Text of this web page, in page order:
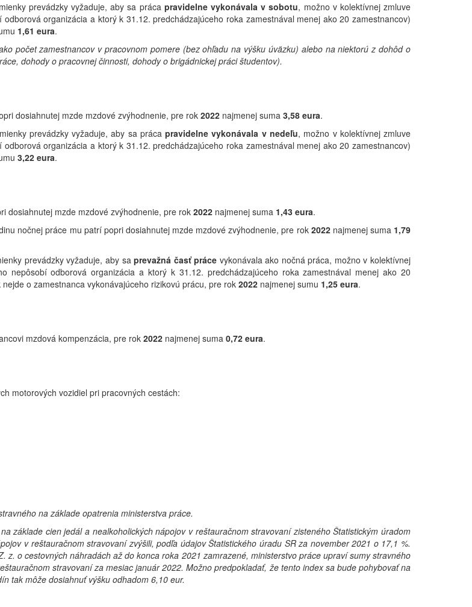
prevádzky vyžaduje, aby sa práca pravidelne vykonávala v sobotu, možno v kolektívnej zmluve
organizácia a ktorý k 31.12. predchádzajúceho roka zamestnával menej ako 20 zamestnancov)
1,61 eura.
počet zamestnancov v pracovnom pomere (bez ohľadu na výšku úväzku) alebo na niektorú z dohôd o
dohody o pracovnej činnosti, dohody o brigádnickej práci študentov).
dosiahnutej mzde mzdové zvýhodnenie, pre rok 2022 najmenej suma 3,58 eura.
prevádzky vyžaduje, aby sa prácapravidelne vykonávala v nedeľu, možno v kolektívnej zmluve
organizácia a ktorý k 31.12. predchádzajúceho roka zamestnával menej ako 20 zamestnancov)
3,22 eura.
dosiahnutej mzde mzdové zvýhodnenie, pre rok2022 najmenej suma 1,43 eura.
nočnej práce mu patrí popri dosiahnutej mzde mzdové zvýhodnenie, pre rok 2022 najmenej suma 1,79
prevádzky vyžaduje, aby saprevažná časť práce vykonávala ako nočná práca, možno v kolektívnej
odborová organizácia a ktorý k 31.12. predchádzajúceho roka zamestnával menej ako 20
o zamestnanca vykonávajúceho rizikovú prácu, pre rok2022 najmenej sumu 1,25 eura.
mzdová kompenzácia, pre rok 2022 najmenej suma 0,72 eura.
motorových vozidiel pri pracovných cestách:
na základe opatrenia ministerstva práce.
základe cien jedál a nealkoholických nápojov v reštauračnom stravovaní zisteného Štatistickým úradom
v reštauračnom stravovaní zvýšili, podľa údajov Štatistického úradu SR za november 2021 o 17,1 %.
z. o cestovných náhradách až do konca roka 2021 zamrazené, ministerstvo práce upraví sumy stravného
stravovaní za mesiac január 2022. Možno predpokladať, že tento index sa bude pohybovať na
tak môže dosiahnuť výšku odhadom 6,10 eur.